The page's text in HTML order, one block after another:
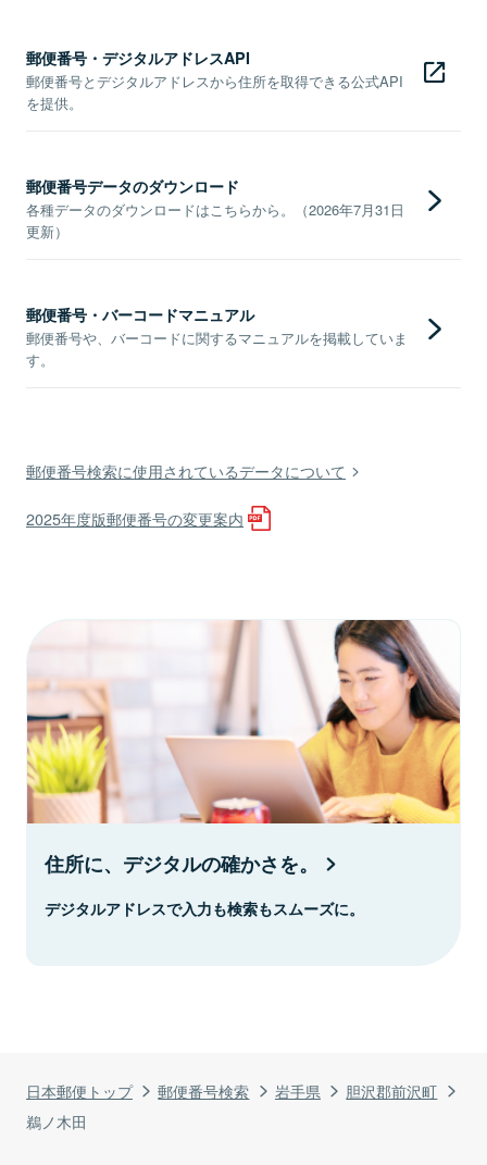
日本郵便トップ 郵便番号検索 岩手県
胆沢郡前沢町
鵜ノ木田
郵便番号・デジタルアドレスAPI
郵便番号とデジタルアドレスから住所を取得できる公式API
を提供。
郵便番号データのダウンロード
各種データのダウンロードはこちらから。（2026年7月31日
更新）
郵便番号・バーコードマニュアル
郵便番号や、バーコードに関するマニュアルを掲載していま
す。
郵便番号検索に使用されているデータについて
2025年度版郵便番号の変更案内
住所に、デジタルの確かさを。
デジタルアドレスで入力も検索もスムーズに。